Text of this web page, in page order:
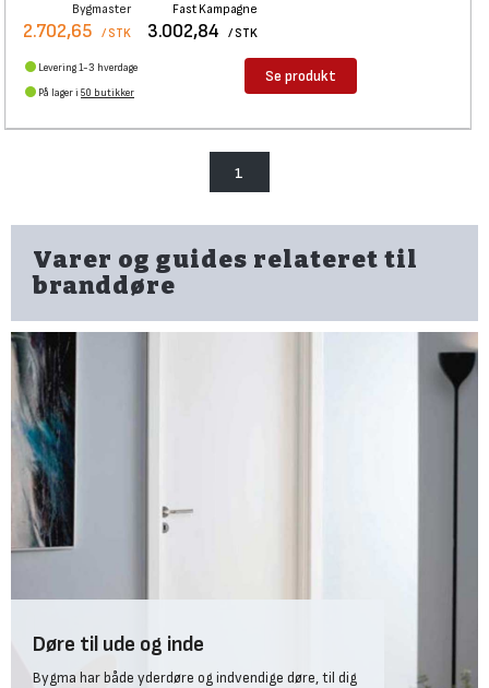
Bygmaster
2.702,65 / STK
Fast Kampagne
3.002,84 / STK
Levering 1-3 hverdage
På lager i 50 butikker
Se produkt
1
Varer og guides relateret til
branddøre
Døre til ude og inde
Bygma har både yderdøre og indvendige døre, til dig